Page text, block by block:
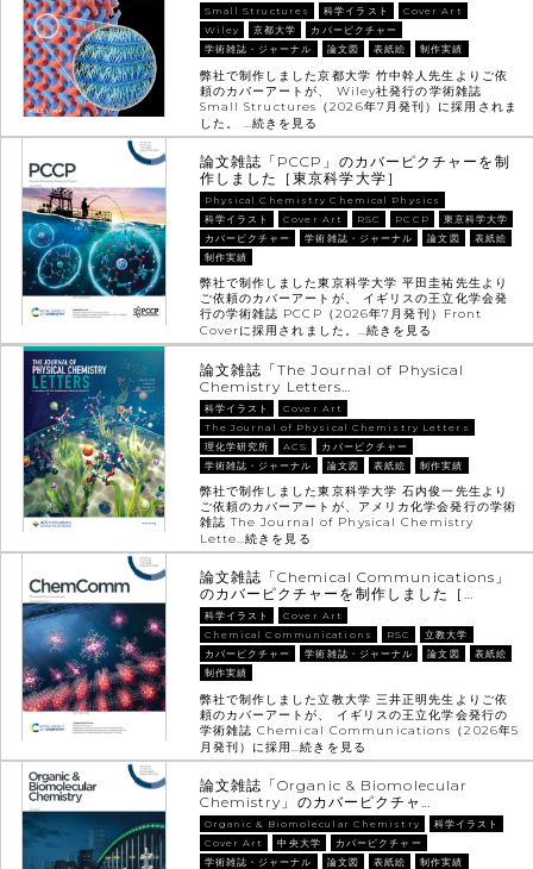
Small Structures 科学イラスト
Cover Art
Wiley
京都大学
カバーピクチャー
学術雑誌・ジャーナル
論文図 表紙絵 制作実績
弊社で制作しました京都大学 竹中幹人先生よりご依
頼のカバーアートが、 Wiley社発行の学術雑誌
Small Structures（2026年7月発刊）に採用されま
した。 …続きを見る
論文雑誌「PCCP」のカバーピクチャーを制
作しました［東京科学大学］
Physical Chemistry Chemical Physics
科学イラスト
Cover Art RSC PCCP
東京科学大学
カバーピクチャー
学術雑誌・ジャーナル 論文図
表紙絵
制作実績
弊社で制作しました東京科学大学 平田圭祐先生より
ご依頼のカバーアートが、 イギリスの王立化学会発
行の学術雑誌 PCCP（2026年7月発刊）Front
Coverに採用されました。…続きを見る
論文雑誌「The Journal of Physical
Chemistry Letters…
科学イラスト
Cover Art
The Journal of Physical Chemistry Letters
理化学研究所
ACS
カバーピクチャー
学術雑誌・ジャーナル
論文図 表紙絵 制作実績
弊社で制作しました東京科学大学 石内俊一先生より
ご依頼のカバーアートが、アメリカ化学会発行の学術
雑誌 The Journal of Physical Chemistry
Lette…続きを見る
論文雑誌「Chemical Communications」
のカバーピクチャーを制作しました［…
科学イラスト
Cover Art
Chemical Communications
RSC
立教大学
カバーピクチャー
学術雑誌・ジャーナル 論文図
表紙絵
制作実績
弊社で制作しました立教大学 三井正明先生よりご依
頼のカバーアートが、 イギリスの王立化学会発行の
学術雑誌 Chemical Communications（2026年5
月発刊）に採用…続きを見る
論文雑誌「Organic & Biomolecular
Chemistry」のカバーピクチャ…
Organic & Biomolecular Chemistry
科学イラスト
Cover Art
中央大学
カバーピクチャー
学術雑誌・ジャーナル
論文図 表紙絵 制作実績